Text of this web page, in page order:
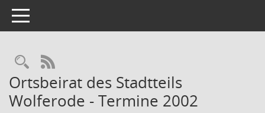
Toggle navigation
Rechercheauswahl
RSS-Feed
Ortsbeirat des Stadtteils
Wolferode - Termine 2002